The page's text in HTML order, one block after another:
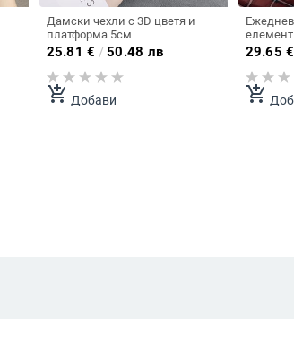
Дамски чехли с 3D цветя и
платформа 5см
25.81 € /50.48 лв
add_shopping_cart Добави
29.65 €
add_shopping_cart